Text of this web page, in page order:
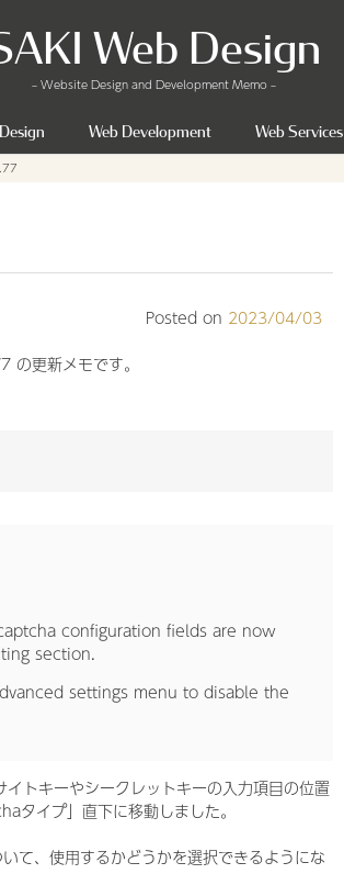
Web Design
– Website Design and Development Memo –
Web Development Web Services
Posted on 2023/04/03
更新メモです。
configuration fields are now
section.
settings menu to disable the
トキーやシークレットキーの入力項目の位置
タイプ」直下に移動しました。
て、使用するかどうかを選択できるようにな